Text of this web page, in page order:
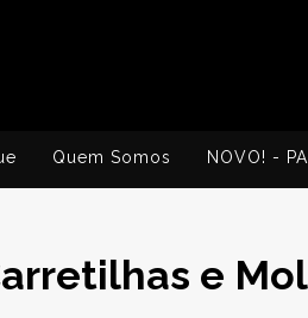
Quem Somos NOVO! -
e